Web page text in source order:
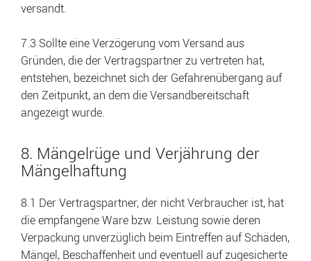
versandt.
7.3 Sollte eine Verzögerung vom Versand aus
Gründen, die der Vertragspartner zu vertreten hat,
entstehen, bezeichnet sich der Gefahrenübergang auf
den Zeitpunkt, an dem die Versandbereitschaft
angezeigt wurde.
8. Mängelrüge und Verjährung der
Mängelhaftung
8.1 Der Vertragspartner, der nicht Verbraucher ist, hat
die empfangene Ware bzw. Leistung sowie deren
Verpackung unverzüglich beim Eintreffen auf Schäden,
Mängel, Beschaffenheit und eventuell auf zugesicherte